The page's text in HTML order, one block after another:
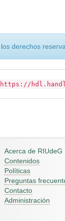
derechos
https://
Acerca de RIUdeG
Contenidos
Políticas
Preguntas
Contacto
Administración